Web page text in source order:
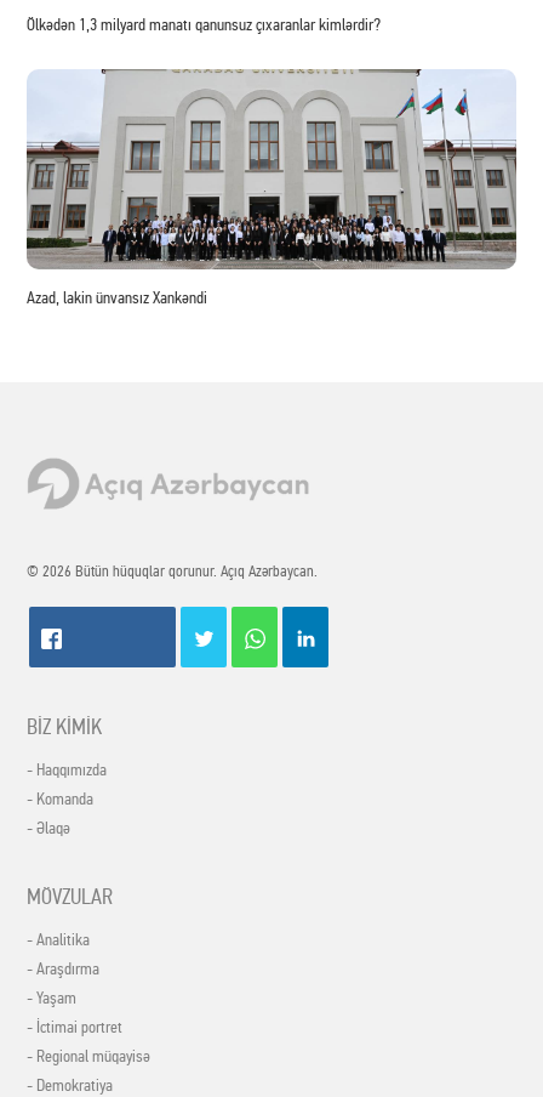
Ölkədən 1,3 milyard manatı qanunsuz çıxaranlar kimlərdir?
Azad, lakin ünvansız Xankəndi
© 2026 Bütün hüquqlar qorunur. Açıq Azərbaycan.
BİZ KİMİK
- Haqqımızda
- Komanda
- Əlaqə
MÖVZULAR
- Analitika
- Araşdırma
- Yaşam
- İctimai portret
- Regional müqayisə
- Demokratiya